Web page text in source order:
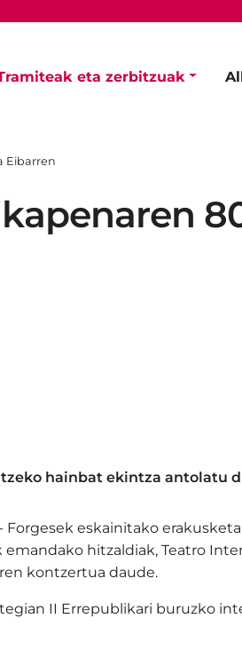
eta zerbitzuak
Eibarren
hainbat ekintza antolatu
Forgesek eskainitako
hitzaldiak, Teatro
kontzertua daude.
II Errepublikari buruzko